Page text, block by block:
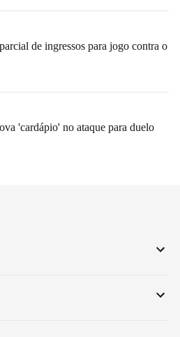
de ingressos para jogo contra o
'cardápio' no ataque para duelo